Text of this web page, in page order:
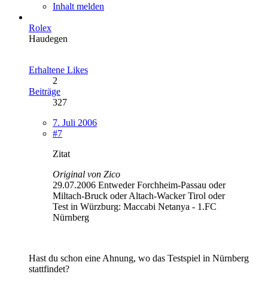
Inhalt melden
Rolex
Haudegen
Erhaltene Likes
2
Beiträge
327
7. Juli 2006
#7
Zitat
Original von Zico
29.07.2006 Entweder Forchheim-Passau oder
Miltach-Bruck oder Altach-Wacker Tirol oder
Test in Würzburg: Maccabi Netanya - 1.FC
Nürnberg
Hast du schon eine Ahnung, wo das Testspiel in Nürnberg
stattfindet?